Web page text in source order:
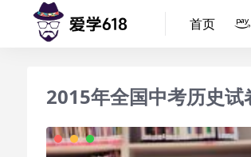
首页
2015年全国中考历史